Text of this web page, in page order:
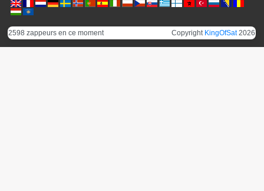
2598 zappeurs en ce moment Copyright KingOfSat2026